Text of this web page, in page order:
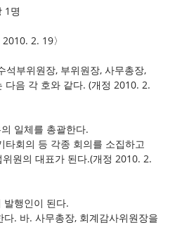
1명
2. 19〉
석부위원장, 부위원장, 사무총장,
다음 각 호와 같다. (개정 2010. 2.
일체를 총괄한다.
타회의 등 각종 회의를 소집하고
원의 대표가 된다.(개정 2010. 2.
발행인이 된다.
. 바. 사무총장, 회계감사위원장을